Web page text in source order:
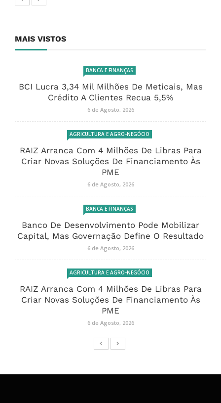
MAIS VISTOS
BANCA E FINANÇAS
BCI Lucra 3,34 Mil Milhões De Meticais, Mas
Crédito A Clientes Recua 5,5%
6 de Agosto, 2026
AGRICULTURA E AGRO-NEGÓCIO
RAIZ Arranca Com 4 Milhões De Libras Para
Criar Novas Soluções De Financiamento Às
PME
6 de Agosto, 2026
BANCA E FINANÇAS
Banco De Desenvolvimento Pode Mobilizar
Capital, Mas Governação Define O Resultado
6 de Agosto, 2026
AGRICULTURA E AGRO-NEGÓCIO
RAIZ Arranca Com 4 Milhões De Libras Para
Criar Novas Soluções De Financiamento Às
PME
6 de Agosto, 2026